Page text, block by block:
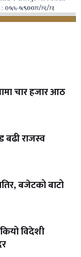
चार हजार आठ
बढी राजस्व
बजेटको बाटो
विदेशी